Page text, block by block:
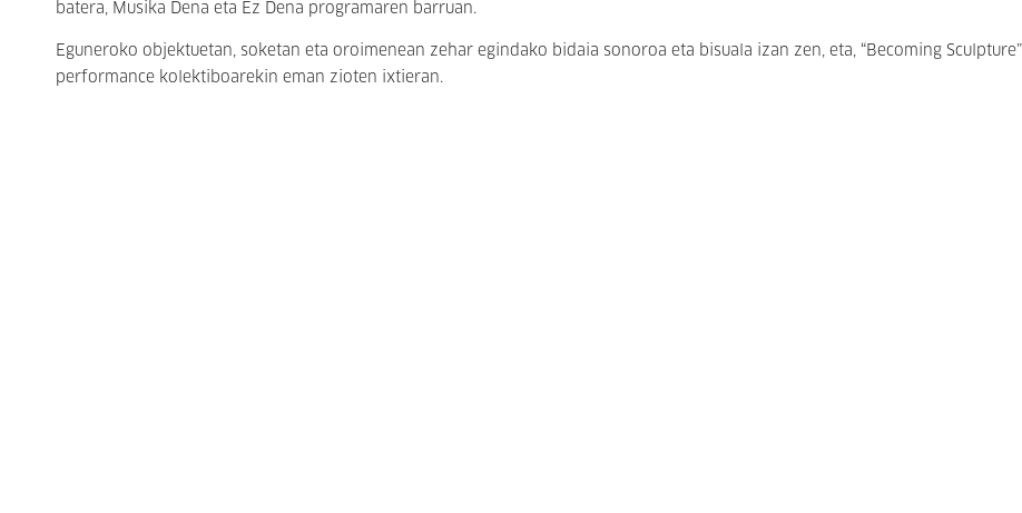
batera, Musika Dena eta Ez Dena programaren barruan.
Eguneroko objektuetan, soketan eta oroimenean zehar egindako bidaia sonoroa eta bisuala izan zen, eta, “Becoming Sculpture”
performance kolektiboarekin eman zioten ixtieran.